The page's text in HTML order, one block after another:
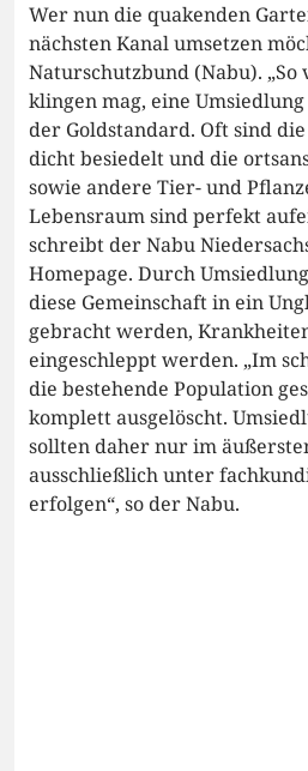
Wer nun die quakenden
nächsten Kanal umsetzen
Naturschutzbund (Nabu). „So
klingen mag, eine
der Goldstandard. Oft sind
dicht besiedelt und die
sowie andere Tier- und
Lebensraum sind perfekt
schreibt der Nabu
Homepage. Durch
diese Gemeinschaft in ein
gebracht werden,
eingeschleppt werden. „Im
die bestehende Population
komplett ausgelöscht.
sollten daher nur im
ausschließlich unter
erfolgen“, so der Nabu.